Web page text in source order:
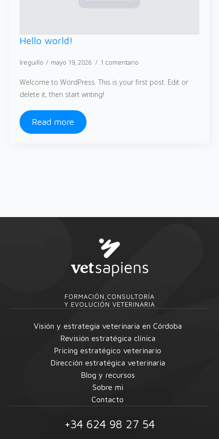
Hello world!
lreguillo mayo 19, 2026 1 comentario
Welcome to WordPress. This is your first post. Edit or
delete it, then start writing!
Read more
FORMACIÓN,CONSULTORÍA
Y EVOLUCIÓN VETERINARIA
+34 624 98 27 54
Visión y estrategia veterinaria en Córdoba
Revisión estratégica clínica
Pricing estratégico veterinario
Dirección estratégica veterinaria
Blog y recursos
Sobre mi
Contacto